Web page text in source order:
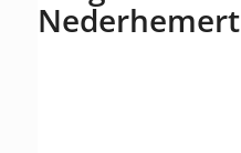
Nederhemert